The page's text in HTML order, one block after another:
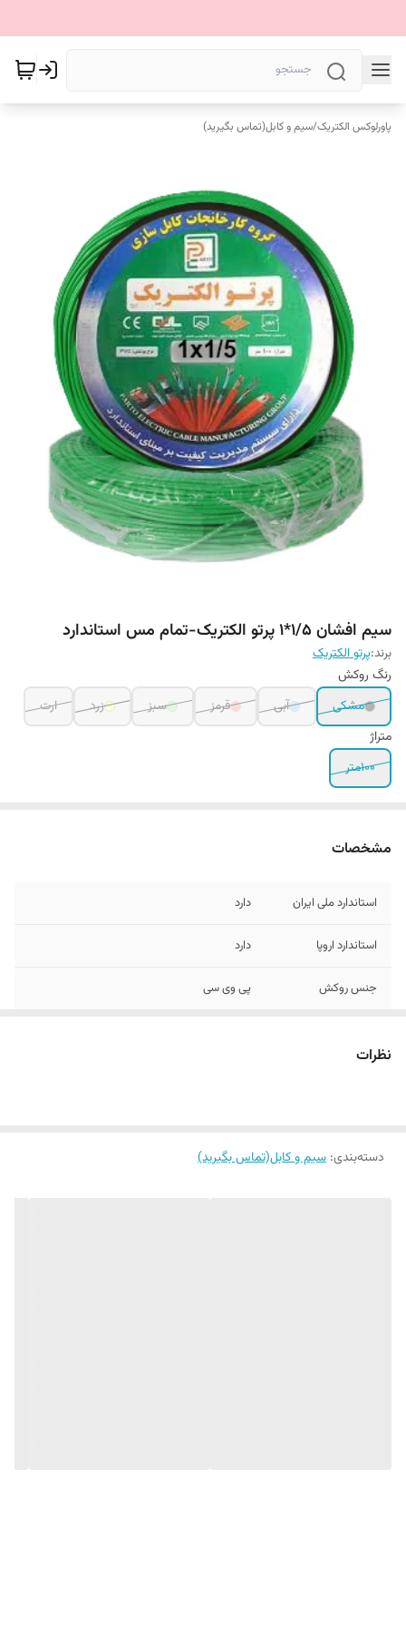
پاورلوکس الکتریک/سیم و کابل(تماس بگیرید)
سیم افشان 1/5*1 پرتو الکتریک-تمام مس استاندارد
برند:پرتو الکتریک
رنگ روکش
مشکی
آبی قرمز سبز زرد
ارت
متراژ
100متر
مشخصات
استاندارد ملی ایران دارد
استاندارد اروپا دارد
جنس روکش پی وی سی
نظرات
دسته‌بندی: سیم و کابل(تماس بگیرید)